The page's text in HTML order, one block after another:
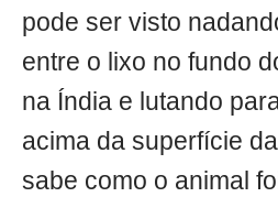
pode ser visto
entre o lixo no fundo
na Índia e lutando
acima da superfície
sabe como o animal